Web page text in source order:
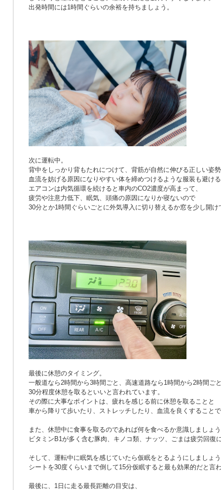
出発時間には1時間ぐらいの余裕を持ちましょう。
次に運転中。
背中をしっかり背もたれにつけて、背筋が自然に伸びる正しい姿
血流を妨げる原因になりやすい体を締めつけるような服装も避け
エアコンは内気循環を続けると車内のCO2濃度が高まって、
疲労や注意力低下、眠気、頭痛の原因になりか寝ないので
30分とか1時間ぐらいごとに外気導入に切り替えるか窓を少し開け
最後に休憩のタイミング。
一般道なら2時間から3時間ごと、高速道路なら1時間から2時間ご
30分程度休憩を取るといいと言われています。
その際に大事なポイントは、疲れを感じる前に休憩を取ることと
車から降りて歩いたり、ストレッチしたり、血流を良くすること
また、休憩中に食事を取るのであれば何を食べるか意識しましょ
ビタミンB1が多く含む豚肉、キノコ類、ナッツ、ごまは疲労回復
そして、運転中に眠気を感じていたら仮眠をとるようにしましょ
シートを30度くらいまで倒して15分仮眠すると最も効果的だと言
最後に、1日に走る最長距離の目安は、